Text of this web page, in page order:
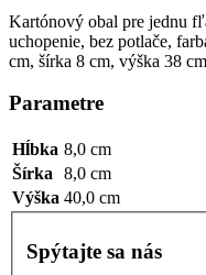
Kartónový obal pre jednu
uchopenie, bez potlače,
cm, šírka 8 cm, výška 38
Parametre
Hĺbka 8,0 cm
Šírka
8,0 cm
Výška 40,0 cm
Spýtajte sa nás